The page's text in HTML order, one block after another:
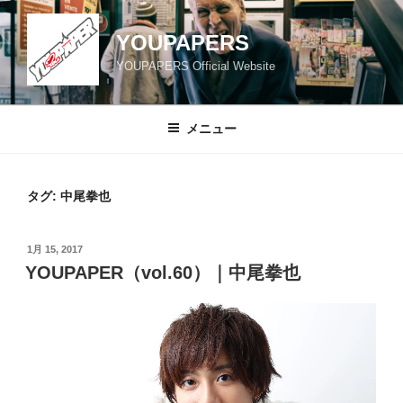
コ
ン
テ
ツ
YOUPAPERS
YOUPAPERS Official Website
メニュー
タグ: 中尾拳也
投
稿
日:
1月 15, 2017
YOUPAPER（vol.60）｜中尾拳也